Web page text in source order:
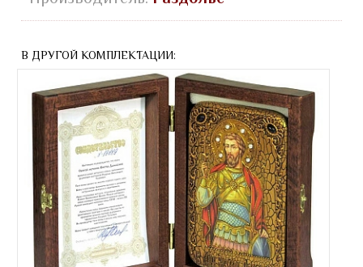
В ДРУГОЙ КОМПЛЕКТАЦИИ: